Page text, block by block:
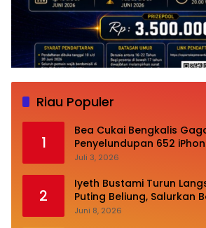
Riau Populer
1
Bea Cukai Bengkalis
Penyelundupan 652
Oceanna 5
Juli 3, 2026
2
Iyeth Bustami Turun
Puting Beliung, Salurkan
Desak Perbaikan
Juni 8, 2026